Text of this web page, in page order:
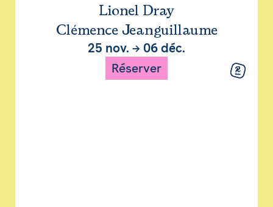
Lionel Dray
Clémence Jeanguillaume
25 nov. → 06 déc.
Réserver